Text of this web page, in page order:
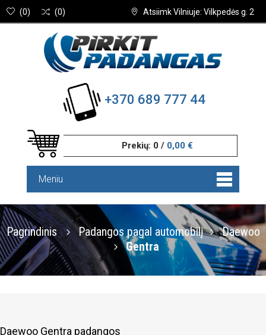
Atsiimk Vilniuje: Vilkpedės g. 2
(0) (0)
+370 689 777 44
Prekių: 0 / 0,00 €
Meniu
Pagrindinis Padangos pagal automobilį
Daewoo
Gentra
Daewoo Gentra padangos